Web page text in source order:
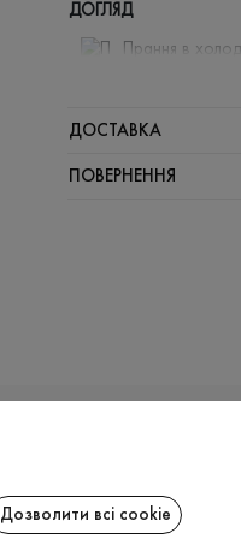
ДОГЛЯД
Прання в
Щадна
ДОСТАВКА
ПОВЕРНЕННЯ
Дозволити всі cookie